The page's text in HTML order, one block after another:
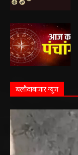
बलौदाबाज़ार न्यूज़